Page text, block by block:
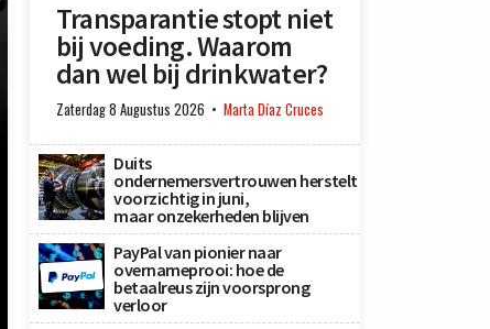
Transparantie stopt niet
bij voeding. Waarom
dan wel bij drinkwater?
Zaterdag 8 Augustus 2026 Marta Díaz Cruces
Duits
ondernemersvertrouwen herstelt
voorzichtig in juni,
maar onzekerheden blijven
PayPal van pionier naar
overnameprooi: hoe de
betaalreus zijn voorsprong
verloor